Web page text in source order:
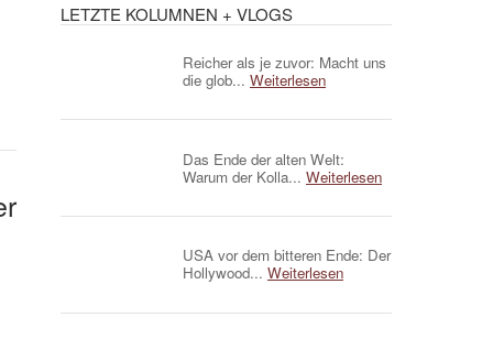
LETZTE KOLUMNEN + VLOGS
Reicher als je zuvor: Macht uns
die glob... Weiterlesen
Das Ende der alten Welt:
Warum der Kolla... Weiterlesen
USA vor dem bitteren Ende: Der
Hollywood... Weiterlesen